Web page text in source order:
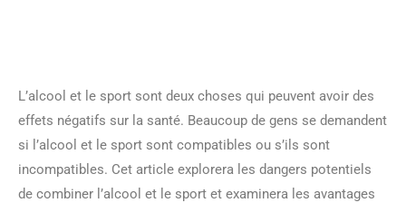
L’alcool et le sport sont deux choses qui peuvent avoir des
effets négatifs sur la santé. Beaucoup de gens se demandent
si l’alcool et le sport sont compatibles ou s’ils sont
incompatibles. Cet article explorera les dangers potentiels
de combiner l’alcool et le sport et examinera les avantages